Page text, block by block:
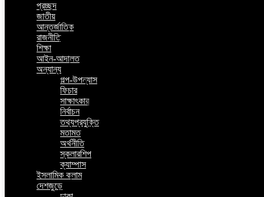
প্রচ্ছদ
জাতীয়
আন্তর্জাতিক
রাজনীতি
শিক্ষা
আইন-আদালত
অন্যান্য
গল্প-উপন্যাস
ফিচার
সাক্ষাৎকার
নির্বাচন
তথ্যপ্রযুক্তি
মতামত
অর্থনীতি
স্কলারশিপ
ক্যাম্পাস
ইসলামিক কলাম
দেশজুড়ে